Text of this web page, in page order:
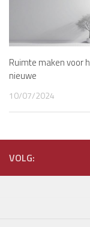
Ruimte maken voor
nieuwe
10/07/2024
VOLG: